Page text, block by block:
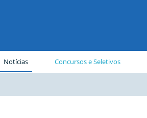
Notícias Concursos e Seletivos